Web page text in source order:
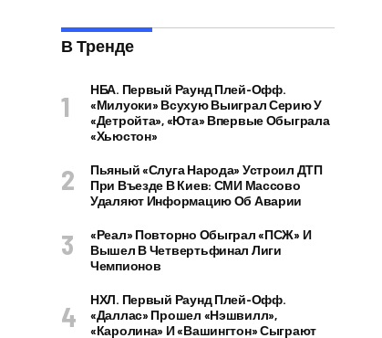
В Тренде
НБА. Первый Раунд Плей-Офф.
«Милуоки» Всухую Выиграл Серию У
«Детройта», «Юта» Впервые Обыграла
«Хьюстон»
Пьяный «слуга Народа» Устроил ДТП
При Въезде В Киев: СМИ Массово
Удаляют Информацию Об Аварии
«Реал» Повторно Обыграл «ПСЖ» И
Вышел В Четвертьфинал Лиги
Чемпионов
НХЛ. Первый Раунд Плей-Офф.
«Даллас» Прошел «Нэшвилл»,
«Каролина» И «Вашингтон» Сыграют